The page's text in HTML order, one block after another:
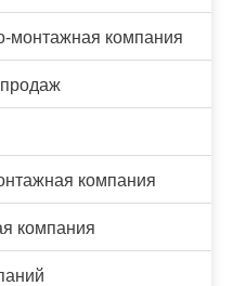
монтажная компания
компания
компания